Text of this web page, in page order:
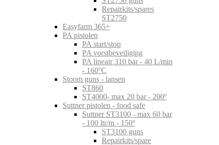
Repairkits/spares
ST2750
Easyfarm 365+
PA pistolen
PA start/stop
PA vorstbeveiliging
PA lineair 310 bar - 40 L/min
- 160°C
Stoom guns - lansen
ST860
ST4000- max 20 bar - 200º
Suttner pistolen - food safe
Suttner ST3100 - max 60 bar
- 100 ltr/m - 150º
ST3100 guns
Repairkits/spare